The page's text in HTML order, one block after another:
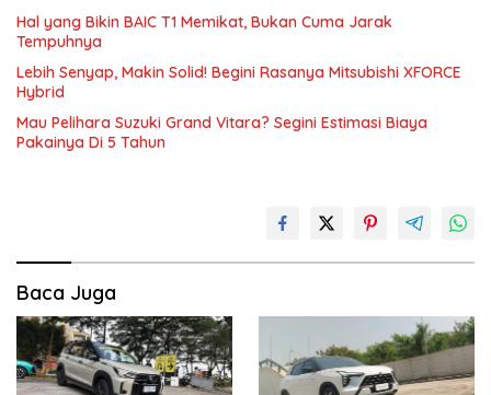
Hal yang Bikin BAIC T1 Memikat, Bukan Cuma Jarak
Tempuhnya
Lebih Senyap, Makin Solid! Begini Rasanya Mitsubishi XFORCE
Hybrid
Mau Pelihara Suzuki Grand Vitara? Segini Estimasi Biaya
Pakainya Di 5 Tahun
Baca Juga